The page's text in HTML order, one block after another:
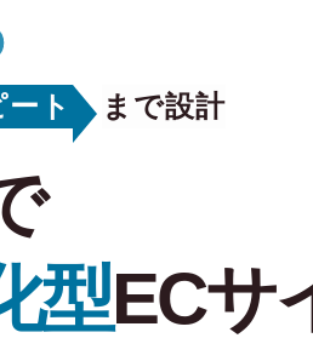
ート まで設計
型ECサ